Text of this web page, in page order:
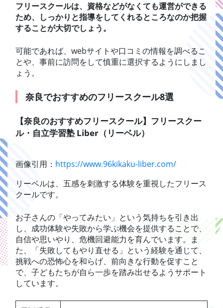
フリースクールは、資格などがなくても運営ができる
ため、しっかりと指導をしてくれるところなのか把握
することが大切でしょう。
可能であれば、webサイトや口コミの情報を調べるこ
とや、事前に訪問をして慎重に選択するようにしまし
ょう。
奈良でおすすめのフリースクール8選
【奈良のおすすめフリースクール】フリースクー
ル・自立学習塾 Liber（リーベル）
画像引用： https://www.96kikaku-liber.com/
リーベルは、五感を刺激する体験を重視したフリース
クールです。
お子さんの「やってみたい」という気持ちを引き出
し、成功体験や失敗から学ぶ機会を提供することで、
自信や思いやり、危機回避能力を育んでいます。ま
た、「失敗してもやり直せる」という経験を通じて、
挑戦への恐怖心を和らげ、前向きな行動を促すこと
で、子どもたちが自ら一歩を踏み出せるようサポート
しています。